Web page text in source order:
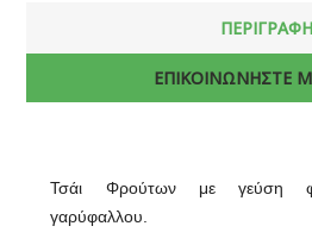
ΠΕΡΙΓΡΑΦΗ
ΕΠΙΚΟΙΝΩΝΗΣΤΕ
Τσάι Φρούτων με γεύση
γαρύφαλλου.